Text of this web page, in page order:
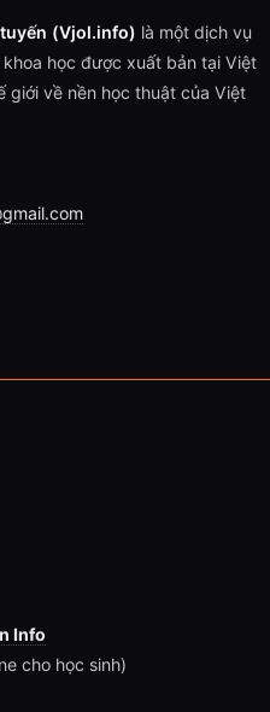
(Vjol.info) là một dịch vụ
học được xuất bản tại Việt
giới về nền học thuật của Việt
Info
cho học sinh)